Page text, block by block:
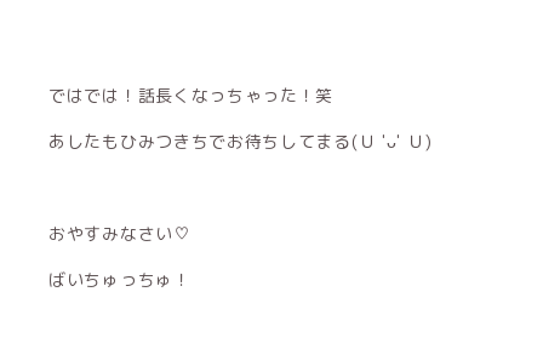
ではでは！話長くなっちゃった！笑
あしたもひみつきちでお待ちしてまる(Ｕ 'ᴗ' Ｕ)
おやすみなさい♡
ばいちゅっちゅ！